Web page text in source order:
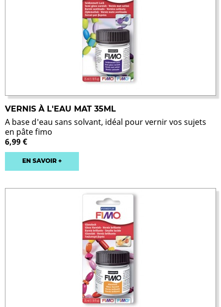
VERNIS À L'EAU MAT 35ML
A base d'eau sans solvant, idéal pour vernir vos sujets
en pâte fimo
6,99 €
EN SAVOIR +